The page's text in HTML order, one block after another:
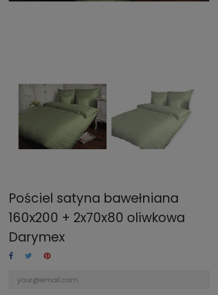
Pościel satyna bawełniana
160x200 + 2x70x80 oliwkowa
Darymex